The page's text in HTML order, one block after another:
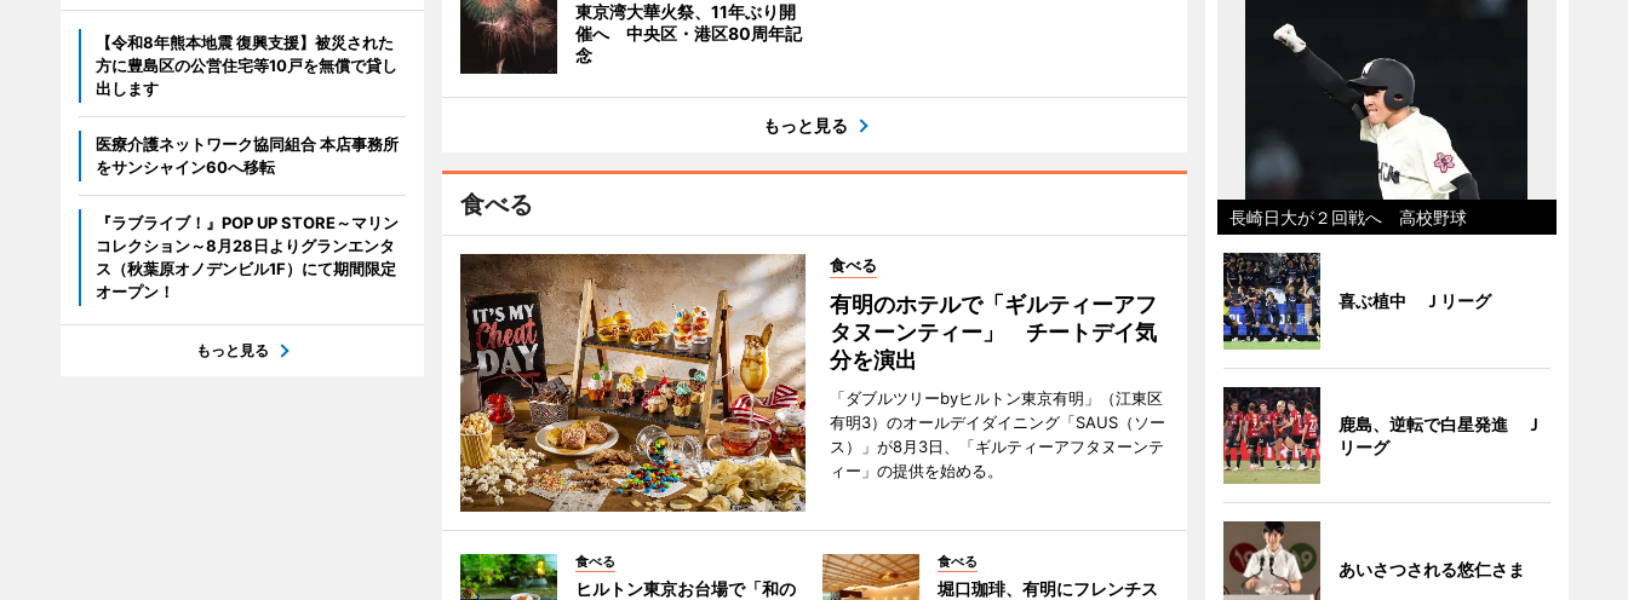
東京湾大華火祭、11年ぶり開
催へ 中央区・港区80周年記
念
もっと見る
食べる
食べる
有明のホテルで「ギルティーアフ
タヌーンティー」 チートデイ気
分を演出
「ダブルツリーbyヒルトン東京有明」（江東区
有明3）のオールデイダイニング「SAUS（ソー
ス）」が8月3日、「ギルティーアフタヌーンテ
ィー」の提供を始める。
食べる
ヒルトン東京お台場で「和の
食べる
堀口珈琲、有明にフレンチス
【令和8年熊本地震 復興支援】被災された
方に豊島区の公営住宅等10戸を無償で貸し
出します
医療介護ネットワーク協同組合 本店事務所
をサンシャイン60へ移転
『ラブライブ！』POP UP STORE～マリン
コレクション～8月28日よりグランエンタ
ス（秋葉原オノデンビル1F）にて期間限定
オープン！
もっと見る
長崎日大が２回戦へ 高校野球
喜ぶ植中 Ｊリーグ
鹿島、逆転で白星発進 Ｊ
リーグ
あいさつされる悠仁さま